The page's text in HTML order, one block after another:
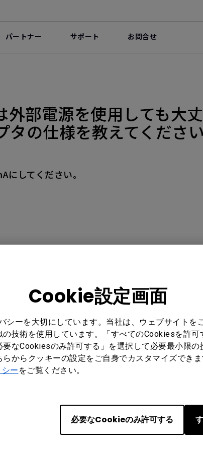
Cookie設定画面
シーを大切にしています。当社は、ウェブサイトを
技術を使用しています。「すべてのCookiesを許可
なCookiesのみ許可する」を選択して必要最小限
からクッキーの設定をご自身でカスタマイズできま
ー をご覧ください。
必要なCookieのみ許可する
パートナー サポート お問合せ
部電源を使用しても大
の仕様を教えてください
にしてください。
いいえ
メルマガ登録